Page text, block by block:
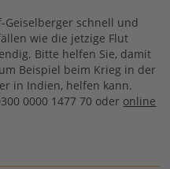
schnell und
wie die jetzige Flut
Bitte helfen Sie, damit
Beispiel beim Krieg in der
in Indien, helfen kann.
0000 1477 70 oder online